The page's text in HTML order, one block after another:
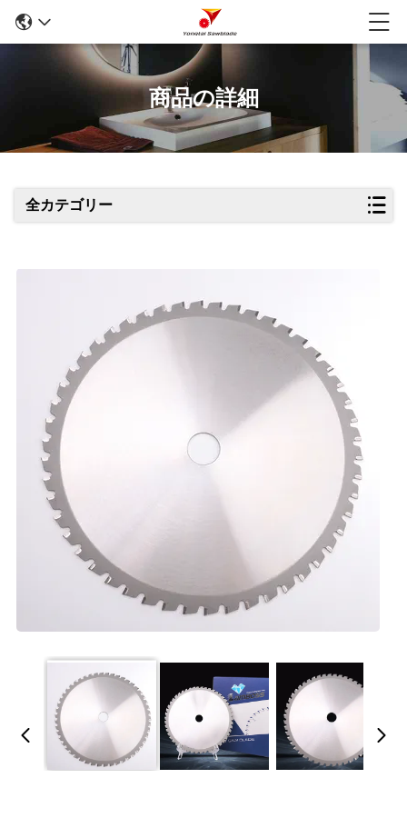
商品の詳細
全カテゴリー